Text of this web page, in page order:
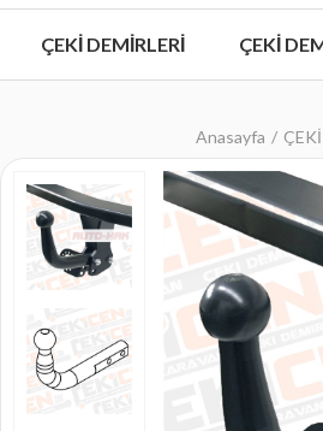
ÇEKİ DEMİRLERİ ÇEKİ
Anasayfa